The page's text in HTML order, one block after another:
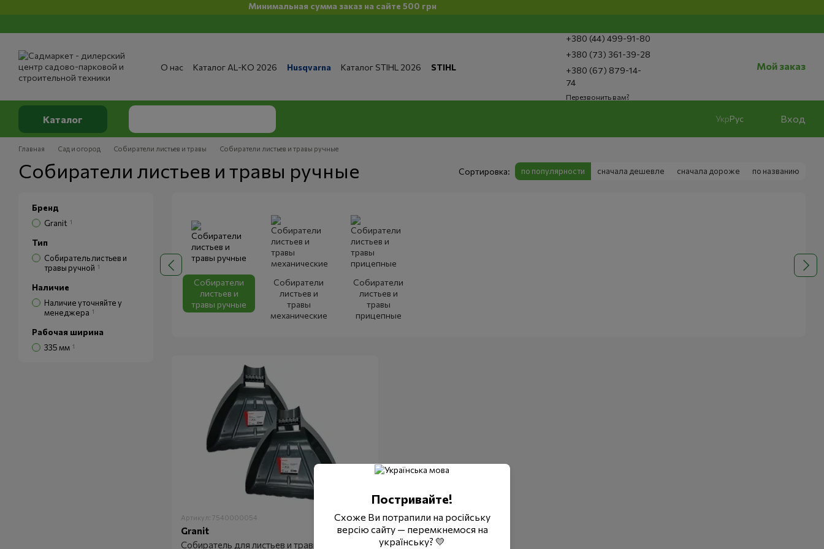
Минимальная сумма заказ на сайте 500 грн
О нас Каталог AL-KO 2026 Husqvarna Каталог STIHL 2026
STIHL
Публичный договор
Политика конфиденциальности
+380 (44) 499-91-80
+380 (73) 361-39-28
+380 (67) 879-14-
74
Перезвонить вам?
Мой заказ
Каталог УкрРус Вход
Главная Сад и огород Собиратели листьев и травы Собиратели листьев и травы ручные
Собиратели листьев и травы ручные Сортировка: по популярности сначала дешевле сначала дороже по названию
Собиратели
листьев и
травы ручные
Собиратели
листьев и
травы
механические
Собиратели
листьев и
травы
прицепные
Артикул: 7540000054
Granit
Собиратель для листьев и травы ручной
Бренд
Granit 1
Тип
Собиратель листьев и
травы ручной 1
Наличие
Наличие уточняйте у
менеджера 1
Рабочая ширина
335 мм 1
Постривайте!
Схоже Ви потрапили на російську
версію сайту — перемкнемося на
українську? 💛